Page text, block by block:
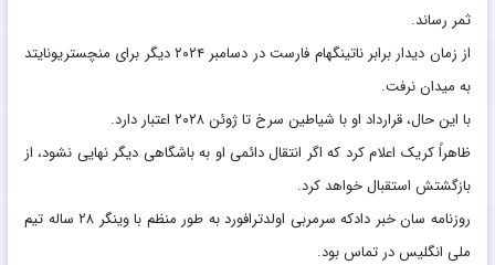
ثمر رساند.
از زمان دیدار برابر ناتینگهام فارست در دسامبر ۲۰۲۴ دیگر برای منچستریونایتد
به میدان نرفت.
با این حال، قرارداد او با شیاطین سرخ تا ژوئن ۲۰۲۸ اعتبار دارد.
ظاهراً کریک اعلام کرد که اگر انتقال دائمی او به باشگاهی دیگر نهایی نشود، از
بازگشتش استقبال خواهد کرد.
روزنامه سان خبر دادکه سرمربی اولدترافورد به‌ طور منظم با وینگر ۲۸ ساله تیم
ملی انگلیس در تماس بود.